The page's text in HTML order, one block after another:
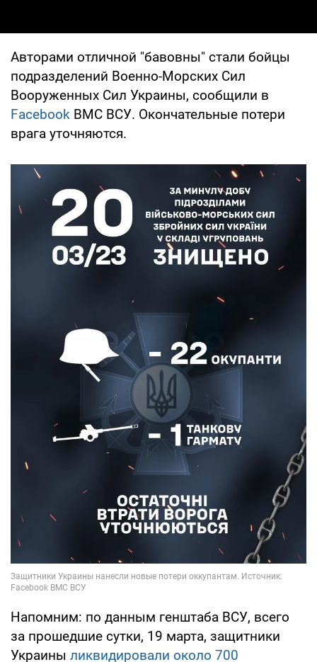
Авторами отличной "бавовны" стали бойцы
подразделений Военно-Морских Сил
Вооруженных Сил Украины, сообщили в
Facebook ВМС ВСУ. Окончательные потери
врага уточняются.
Напомним: по данным генштаба ВСУ, всего
за прошедшие сутки, 19 марта, защитники
Украины ликвидировали около 700